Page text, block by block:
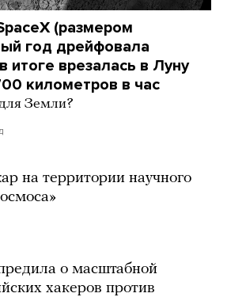
(размером
год дрейфовала
итоге врезалась в Луну
километров в час
Земли?
на территории научного
о масштабной
хакеров против